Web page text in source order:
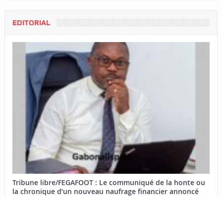
EDITORIAL
Tribune libre/FEGAFOOT : Le communiqué de la honte ou
la chronique d’un nouveau naufrage financier annoncé